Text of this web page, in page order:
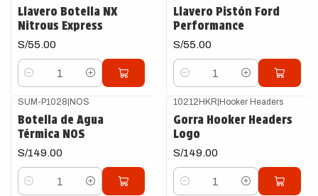
Llavero Botella NX
Nitrous Express
S/55.00
Cantidad
Llavero Pistón Ford
Performance
S/55.00
Cantidad
SUM-P1028|NOS
Botella de Agua
Térmica NOS
S/149.00
Cantidad
10212HKR|Hooker Headers
Gorra Hooker Headers
Logo
S/149.00
Cantidad